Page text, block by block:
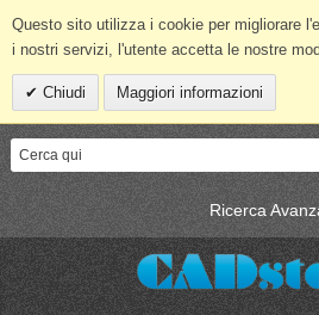
Questo sito utilizza i cookie per migliorare
i nostri servizi, l'utente accetta le nostre
Chiudi Maggiori informazioni
Ricerca